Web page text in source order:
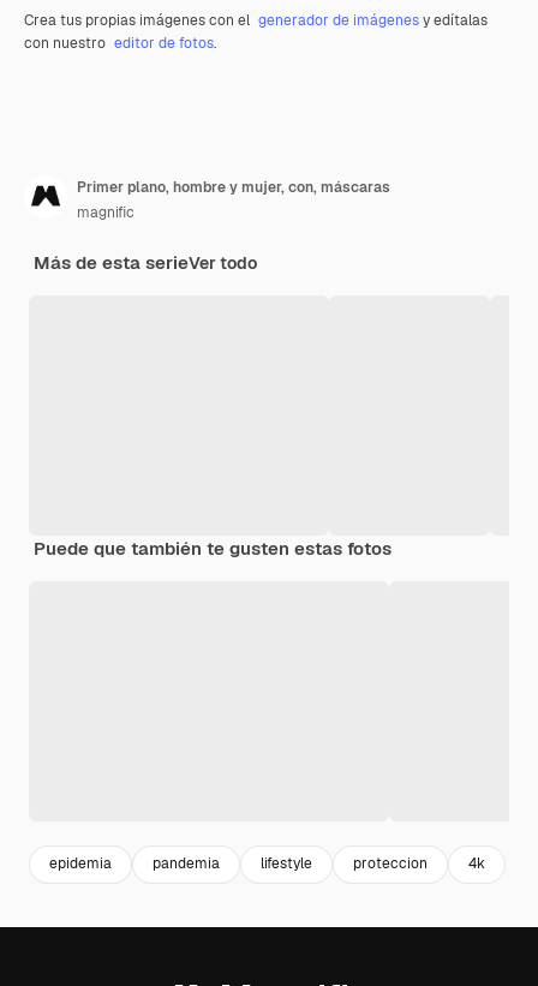
Crea tus propias imágenes con el generador de imágenesy edítalas
con nuestro editor de fotos.
Primer plano, hombre y mujer, con, máscaras
magnific
Más de esta serieVer todo
Puede que también te gusten estas fotos
epidemia pandemia lifestyle proteccion 4k